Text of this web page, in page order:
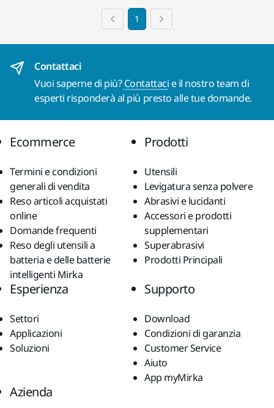
1
Contattaci
Vuoi saperne di più?Contattaci e il nostro team di
esperti risponderà al più presto alle tue domande.
Ecommerce
Termini e condizioni
generali di vendita
Reso articoli acquistati
online
Domande frequenti
Reso degli utensili a
batteria e delle batterie
intelligenti Mirka
Prodotti
Utensili
Levigatura senza polvere
Abrasivi e lucidanti
Accessori e prodotti
supplementari
Superabrasivi
Prodotti Principali
Esperienza
Settori
Applicazioni
Soluzioni
Supporto
Download
Condizioni di garanzia
Customer Service
Aiuto
App myMirka
Azienda